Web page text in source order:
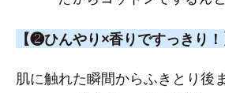
【❷ひんやり×香りですっきり！
肌に触れた瞬間からふきとり後